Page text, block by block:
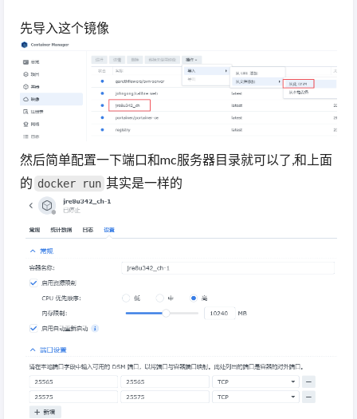
先导入这个镜像
然后简单配置一下端口和mc服务器目录就可以了,和上面
的 docker run 其实是一样的